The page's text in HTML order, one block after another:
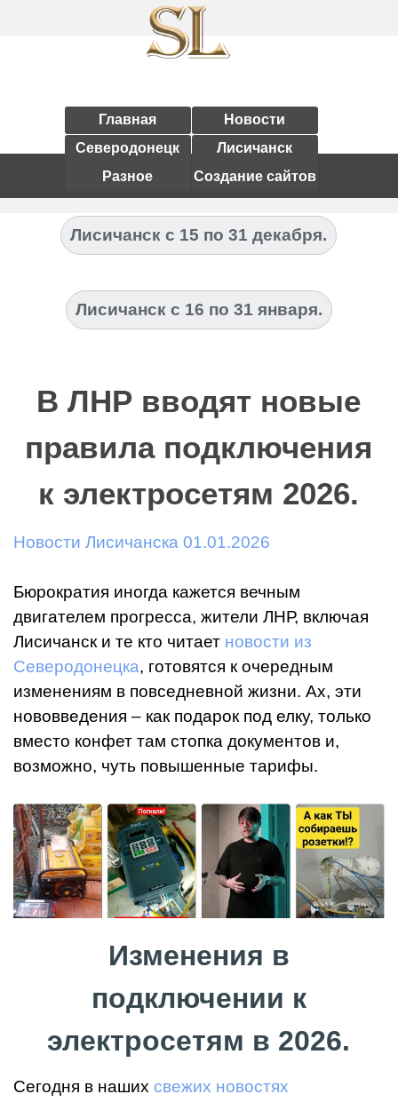
Главная
Новости
Северодонецк
Лисичанск
Разное
Создание сайтов
Лисичанск с 15 по 31 декабря.
Лисичанск с 16 по 31 января.
В ЛНР вводят новые
правила подключения
к электросетям 2026.
Новости Лисичанска 01.01.2026
Бюрократия иногда кажется вечным
двигателем прогресса, жители ЛНР, включая
Лисичанск и те кто читает новости из
Северодонецка, готовятся к очередным
изменениям в повседневной жизни. Ах, эти
нововведения – как подарок под елку, только
вместо конфет там стопка документов и,
возможно, чуть повышенные тарифы.
Изменения в
подключении к
электросетям в 2026.
Сегодня в наших свежих новостях